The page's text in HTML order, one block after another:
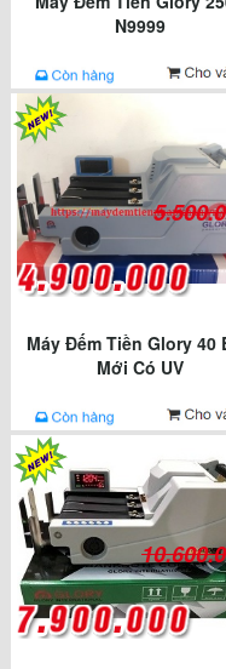
N9999
Máy Đếm Tiền Glory 40
Mới Có UV